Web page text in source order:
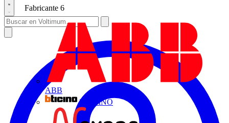
Fabricante 6
ABB
BTICINO